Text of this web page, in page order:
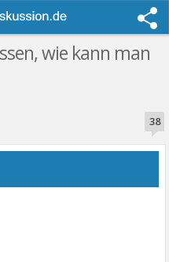
wie kann man
38